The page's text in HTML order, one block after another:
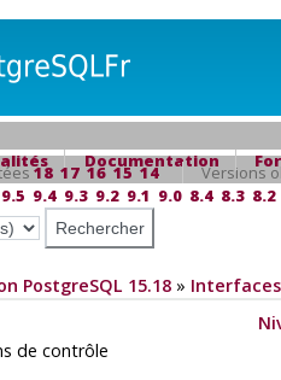
Documentation
18 17 16 15 14
Versions
9.5 9.4 9.3 9.2 9.1 9.0 8.4 8.3 8.2
PostgreSQL 15.18»
de contrôle